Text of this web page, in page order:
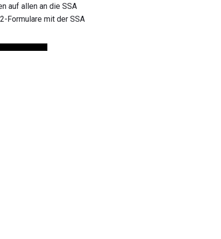
auf allen an die SSA
Formulare mit der SSA